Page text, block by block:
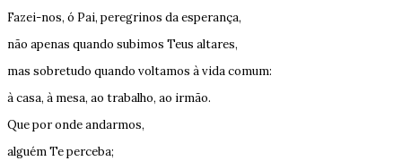
Fazei-nos, ó Pai, peregrinos da esperança,
não apenas quando subimos Teus altares,
mas sobretudo quando voltamos à vida comum:
à casa, à mesa, ao trabalho, ao irmão.
Que por onde andarmos,
alguém Te perceba;